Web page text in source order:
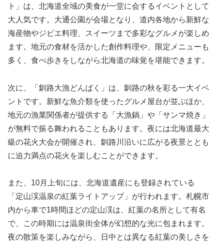
ト」は、北海道全域の美食が一堂に会するイベントとして
大人気です。大通公園が会場となり、道内各地から新鮮な
海産物やジビエ料理、スイーツまで多彩なグルメが楽しめ
ます。地元の食材を活かした創作料理や、限定メニューも
多く、食べ歩きをしながら北海道の味覚を堪能できます。
次に、「釧路大漁どんぱく」は、釧路の秋を彩る一大イベ
ントです。新鮮な魚介類を使ったグルメ屋台が並ぶほか、
地元の漁業関係者が提供する「大漁鍋」や「サンマ焼き」
が無料で振る舞われることもあります。夜には北海道最大
級の花火大会が開催され、釧路川沿いに広がる夜景ととも
に迫力満点の花火を楽しむことができます。
また、10月上旬には、北海道遺産にも登録されている
「定山渓温泉の紅葉ライトアップ」が行われます。札幌市
内から車で1時間ほどの定山渓は、紅葉の名所として有名
で、この時期には温泉街全体が幻想的な光に包まれます。
夜の散策を楽しみながら、日中とは異なる紅葉の美しさを